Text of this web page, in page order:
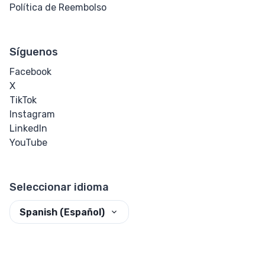
Política de Reembolso
Síguenos
Facebook
X
TikTok
Instagram
LinkedIn
YouTube
Seleccionar idioma
Spanish (Español)